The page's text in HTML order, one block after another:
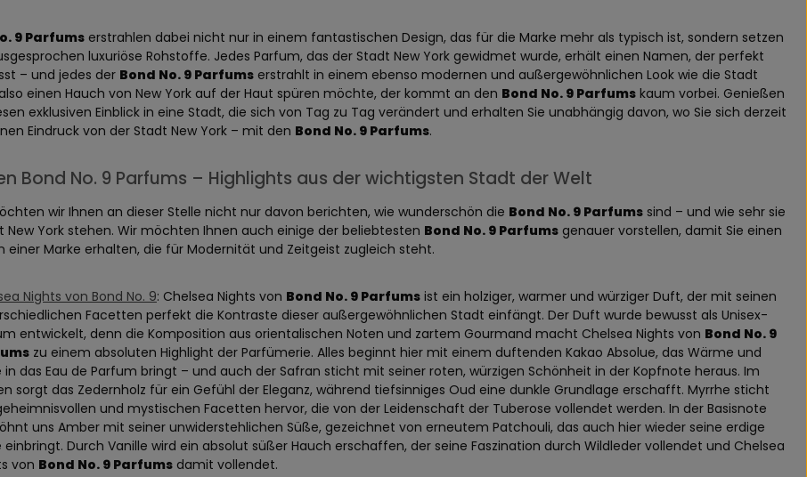
9 Parfums erstrahlen dabei nicht nur in einem fantastischen Design, das für die Marke mehr als typisch ist, sondern setzen
luxuriöse Rohstoffe. Jedes Parfum, das der Stadt New York gewidmet wurde, erhält einen Namen, der perfekt
– und jedes der Bond No. 9 Parfums erstrahlt in einem ebenso modernen und außergewöhnlichen Look wie die Stadt
einen Hauch von New York auf der Haut spüren möchte, der kommt an den Bond No. 9 Parfums kaum vorbei. Genießen
exklusiven Einblick in eine Stadt, die sich von Tag zu Tag verändert und erhalten Sie unabhängig davon, wo Sie sich derzeit
Eindruck von der Stadt New York – mit den Bond No. 9 Parfums.
Bond No. 9 Parfums – Highlights aus der wichtigsten Stadt der Welt
wir Ihnen an dieser Stelle nicht nur davon berichten, wie wunderschön die Bond No. 9 Parfums sind – und wie sehr sie
New York stehen. Wir möchten Ihnen auch einige der beliebtesten Bond No. 9 Parfums genauer vorstellen, damit Sie einen
einer Marke erhalten, die für Modernität und Zeitgeist zugleich steht.
Nights von Bond No. 9: Chelsea Nights von Bond No. 9 Parfums ist ein holziger, warmer und würziger Duft, der mit seinen
Facetten perfekt die Kontraste dieser außergewöhnlichen Stadt einfängt. Der Duft wurde bewusst als Unisex-
entwickelt, denn die Komposition aus orientalischen Noten und zartem Gourmand macht Chelsea Nights von Bond No. 9
zu einem absoluten Highlight der Parfümerie. Alles beginnt hier mit einem duftenden Kakao Absolue, das Wärme und
in das Eau de Parfum bringt – und auch der Safran sticht mit seiner roten, würzigen Schönheit in der Kopfnote heraus. Im
sorgt das Zedernholz für ein Gefühl der Eleganz, während tiefsinniges Oud eine dunkle Grundlage erschafft. Myrrhe sticht
und mystischen Facetten hervor, die von der Leidenschaft der Tuberose vollendet werden. In der Basisnote
uns Amber mit seiner unwiderstehlichen Süße, gezeichnet von erneutem Patchouli, das auch hier wieder seine erdige
einbringt. Durch Vanille wird ein absolut süßer Hauch erschaffen, der seine Faszination durch Wildleder vollendet und Chelsea
von Bond No. 9 Parfums damit vollendet.